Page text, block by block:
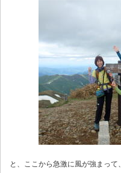
と、ここから急激に風が強まっ